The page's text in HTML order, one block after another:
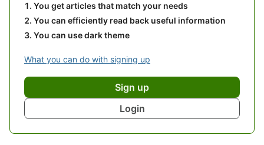
You get articles that match your needs
You can efficiently read back useful information
You can use dark theme
What you can do with signing up
Sign up
Login